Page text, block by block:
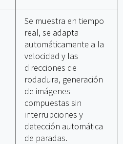
Se muestra en tiempo
real, se adapta
automáticamente a la
velocidad y las
direcciones de
rodadura, generación
de imágenes
compuestas sin
interrupciones y
detección automática
de paradas.